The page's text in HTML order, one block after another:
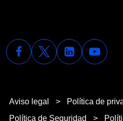
Aviso legal > Política de
Política de Seguridad
>